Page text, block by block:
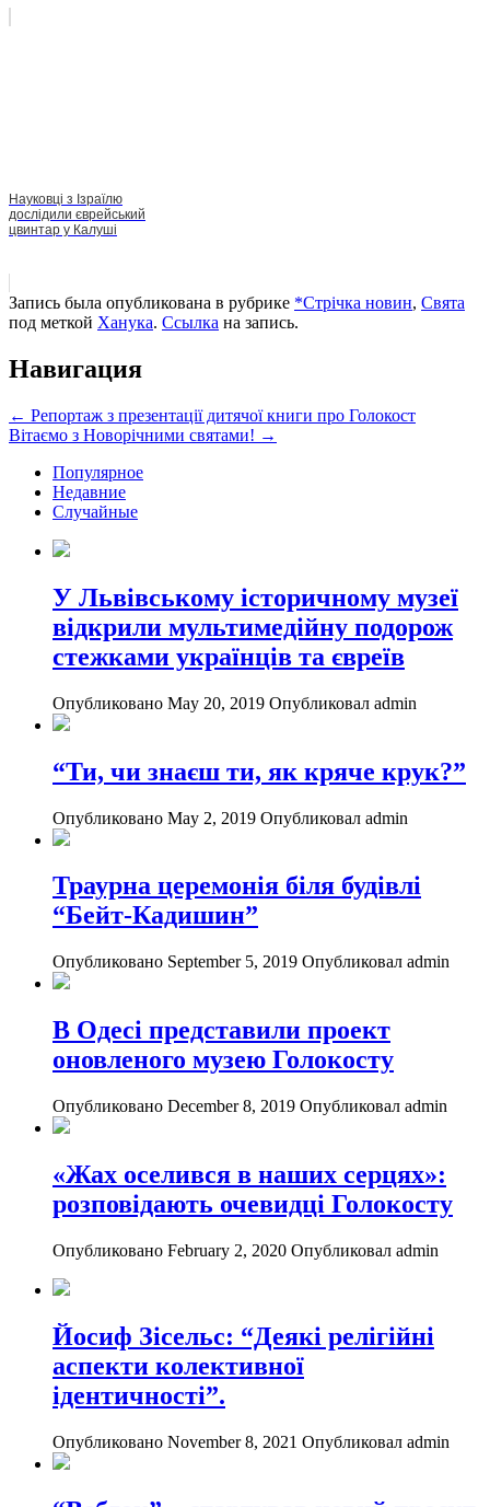
Науковці з Ізраїлю
дослідили єврейський
цвинтар у Калуші
Запись была опубликована в рубрике *Стрічка новин, Свята
под меткой Ханука. Ссылка на запись.
Навигация
← Репортаж з презентації дитячої книги про Голокост
Вітаємо з Новорічними святами! →
Популярное
Недавние
Случайные
У Львівському історичному музеї
відкрили мультимедійну подорож
стежками українців та євреїв
Опубликовано May 20, 2019 Опубликовал admin
“Ти, чи знаєш ти, як кряче крук?”
Опубликовано May 2, 2019 Опубликовал admin
Траурна церемонія біля будівлі
“Бейт-Кадишин”
Опубликовано September 5, 2019 Опубликовал admin
В Одесі представили проект
оновленого музею Голокосту
Опубликовано December 8, 2019 Опубликовал admin
«Жах оселився в наших серцях»:
розповідають очевидці Голокосту
Опубликовано February 2, 2020 Опубликовал admin
Йосиф Зісельс: “Деякі релігійні
аспекти колективної
ідентичності”.
Опубликовано November 8, 2021 Опубликовал admin